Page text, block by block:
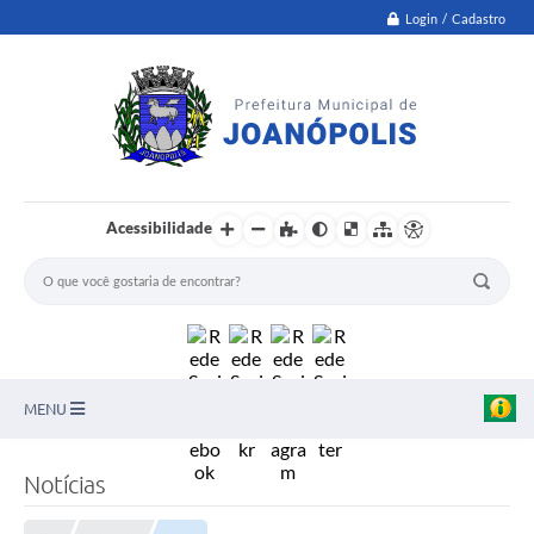
Login / Cadastro
Acessibilidade
MENU
Notícias